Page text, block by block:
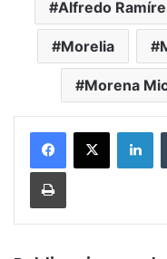
Alfredo
Morelia
Morena
Imprimir